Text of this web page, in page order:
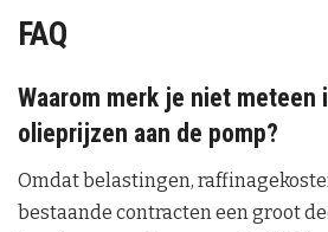
FAQ
Waarom merk je niet meteen
olieprijzen aan de pomp?
Omdat belastingen,
bestaande contracten een groot